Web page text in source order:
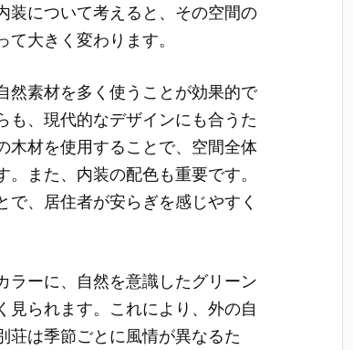
装について考えると、その空間の
大きく変わります。
然素材を多く使うことが効果的で
も、現代的なデザインにも合うた
木材を使用することで、空間全体
また、内装の配色も重要です。
、居住者が安らぎを感じやすく
ラーに、自然を意識したグリーン
られます。これにより、外の自
荘は季節ごとに風情が異なるた